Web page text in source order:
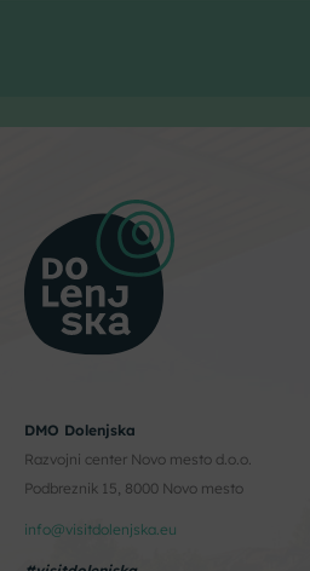
DMO Dolenjska
Razvojni center Novo mesto d.o.o.
Podbreznik 15, 8000 Novo mesto
info@visitdolenjska.eu